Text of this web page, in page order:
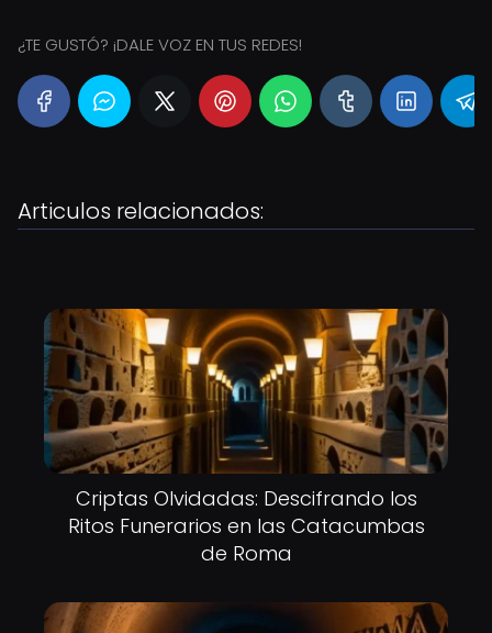
¿TE GUSTÓ? ¡DALE VOZ EN TUS REDES!
Articulos relacionados:
Criptas Olvidadas: Descifrando los
Ritos Funerarios en las Catacumbas
de Roma